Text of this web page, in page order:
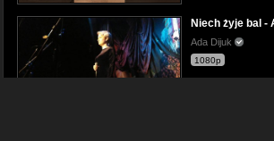
Niech żyje bal -
Ada Dijuk
1080p